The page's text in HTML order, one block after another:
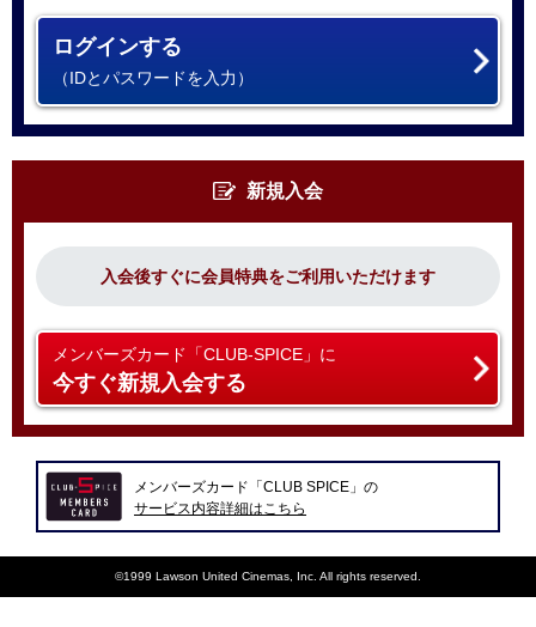
ログインする
（IDとパスワードを入力）
新規入会
入会後すぐに会員特典をご利用いただけます
メンバーズカード「CLUB-SPICE」に
今すぐ新規入会する
メンバーズカード「CLUB SPICE」の
サービス内容詳細はこちら
©1999 Lawson United Cinemas, Inc. All rights reserved.